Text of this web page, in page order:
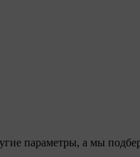
параметры, а мы